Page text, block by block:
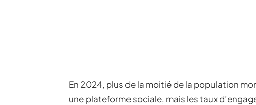
En 2024, plus de la moitié de la population
une plateforme sociale, mais les taux